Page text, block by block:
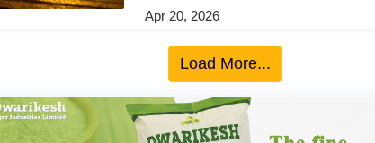
Apr 20, 2026
Load More...